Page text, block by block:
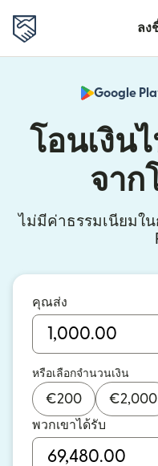
ลง
Google
โอนเงิน
จาก
ไม่มีค่าธรรมเนียมใ
คุณส่ง
หรือเลือกจำนวนเงิน
€200 €2,000
พวกเขาได้รับ